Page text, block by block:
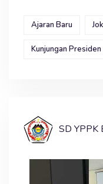
Ajaran Baru
Kunjungan Presiden
SD YPPK